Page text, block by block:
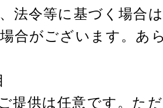
法令等に基づく場合
合がございます。あ
提供は任意です。た